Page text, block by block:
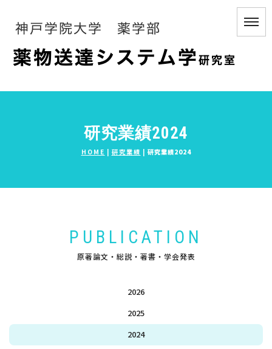
研究業績2024
HOME | 研究業績 | 研究業績2024
PUBLICATION
原著論文・総説・著書・学会発表
2026
2025
2024